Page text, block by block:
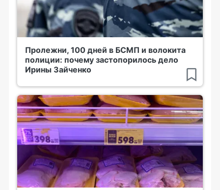
Пролежни, 100 дней в БСМП и волокита
полиции: почему застопорилось дело
Ирины Зайченко